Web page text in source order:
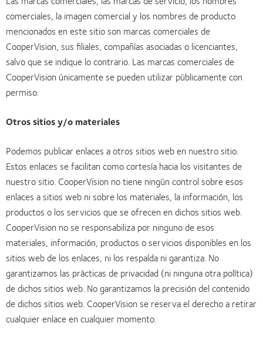
comerciales, la imagen comercial y los nombres de producto
mencionados en este sitio son marcas comerciales de
CooperVision, sus filiales, compañías asociadas o licenciantes,
salvo que se indique lo contrario. Las marcas comerciales de
CooperVision únicamente se pueden utilizar públicamente con
permiso.
Otros sitios y/o materiales
Podemos publicar enlaces a otros sitios web en nuestro sitio.
Estos enlaces se facilitan como cortesía hacia los visitantes de
nuestro sitio. CooperVision no tiene ningún control sobre esos
enlaces a sitios web ni sobre los materiales, la información, los
productos o los servicios que se ofrecen en dichos sitios web.
CooperVision no se responsabiliza por ninguno de esos
materiales, información, productos o servicios disponibles en los
sitios web de los enlaces, ni los respalda ni garantiza. No
garantizamos las prácticas de privacidad (ni ninguna otra política)
de dichos sitios web. No garantizamos la precisión del contenido
de dichos sitios web. CooperVision se reserva el derecho a retirar
cualquier enlace en cualquier momento.